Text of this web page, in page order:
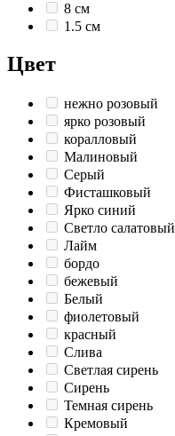
8 см
1.5 см
Цвет
нежно розовый
ярко розовый
коралловый
Малиновый
Серый
Фисташковый
Ярко синий
Светло салатовый
Лайм
бордо
бежевый
Белый
фиолетовый
красный
Слива
Светлая сирень
Сирень
Темная сирень
Кремовый